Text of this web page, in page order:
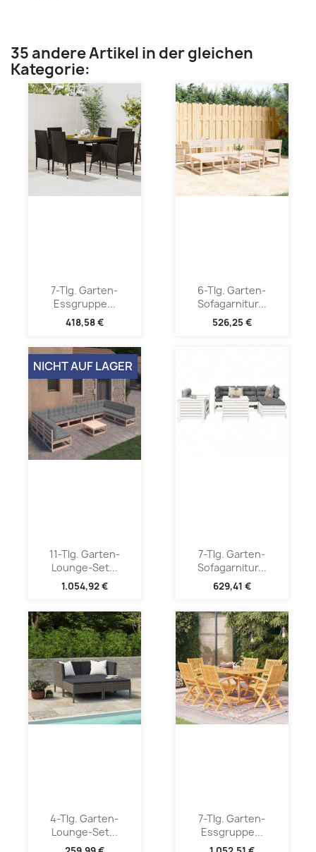
35 andere Artikel in der gleichen
Kategorie:
7-Tlg. Garten-
Essgruppe...
418,58 €
6-Tlg. Garten-
Sofagarnitur...
526,25 €
11-Tlg. Garten-
Lounge-Set...
1.054,92 €
NICHT AUF LAGER
7-Tlg. Garten-
Sofagarnitur...
629,41 €
4-Tlg. Garten-
Lounge-Set...
7-Tlg. Garten-
Essgruppe...